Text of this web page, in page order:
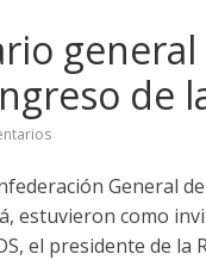
de
General
estuvieron como
el presidente de la